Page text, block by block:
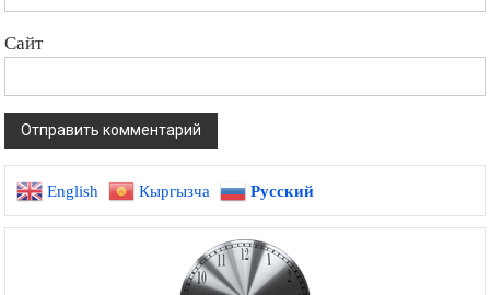
Сайт
English Кыргызча Русский